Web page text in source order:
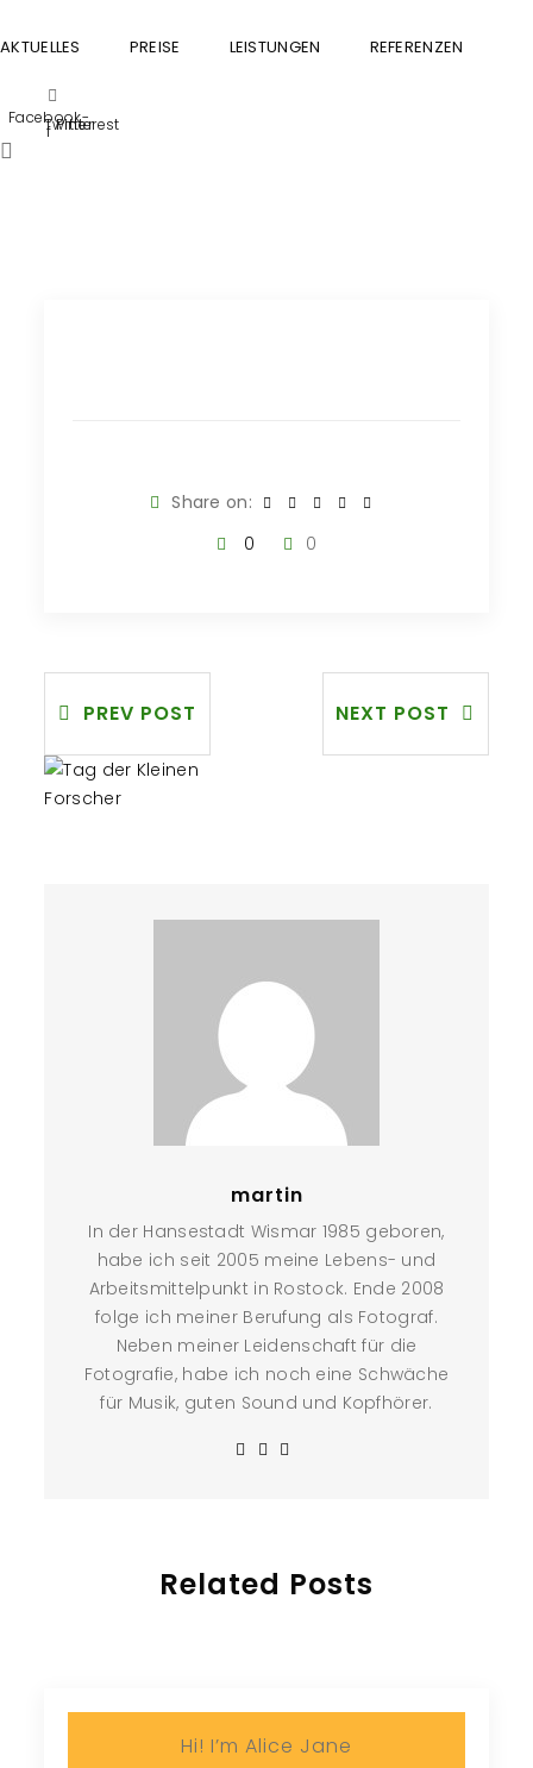
AKTUELLES PREISE LEISTUNGEN REFERENZEN
Facebook-
f
Twitter
Pinterest
Share on:
0
0
PREV POST NEXT POST
martin
In der Hansestadt Wismar 1985 geboren,
habe ich seit 2005 meine Lebens- und
Arbeitsmittelpunkt in Rostock. Ende 2008
folge ich meiner Berufung als Fotograf.
Neben meiner Leidenschaft für die
Fotografie, habe ich noch eine Schwäche
für Musik, guten Sound und Kopfhörer.
Related Posts
Hi! I’m Alice Jane